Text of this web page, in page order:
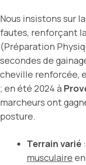
Nous insistons sur
fautes, renforçant
(Préparation
secondes de
cheville renforcée,
; en été 2024 à
marcheurs ont
posture.
Terrain varié
musculaire